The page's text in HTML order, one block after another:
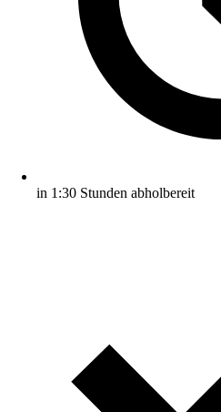
in 1:30 Stunden abholbereit